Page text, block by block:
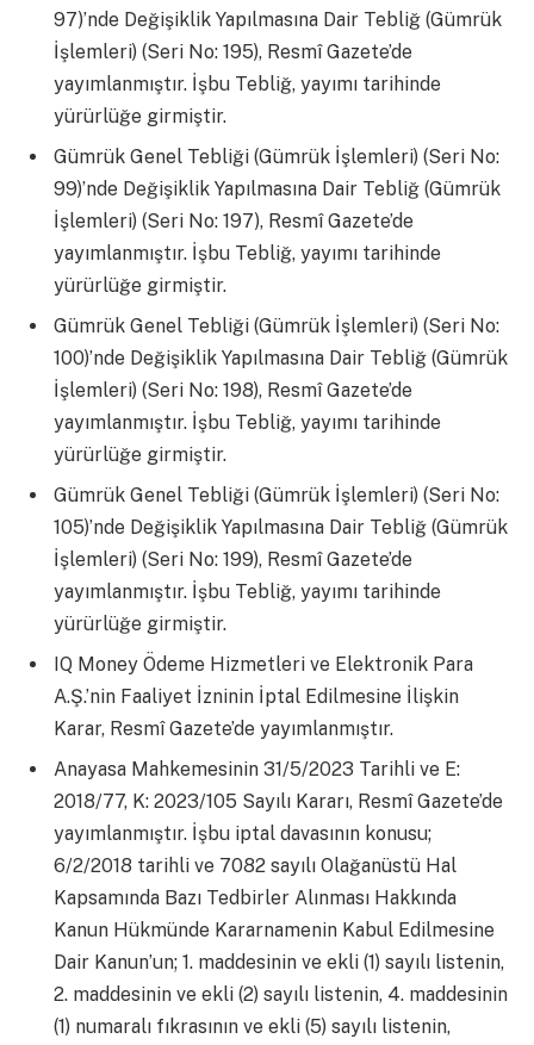
97)’nde Değişiklik Yapılmasına Dair Tebliğ (Gümrük
İşlemleri) (Seri No: 195), Resmî Gazete’de
yayımlanmıştır. İşbu Tebliğ, yayımı tarihinde
yürürlüğe girmiştir.
Gümrük Genel Tebliği (Gümrük İşlemleri) (Seri No:
99)’nde Değişiklik Yapılmasına Dair Tebliğ (Gümrük
İşlemleri) (Seri No: 197), Resmî Gazete’de
yayımlanmıştır. İşbu Tebliğ, yayımı tarihinde
yürürlüğe girmiştir.
Gümrük Genel Tebliği (Gümrük İşlemleri) (Seri No:
100)’nde Değişiklik Yapılmasına Dair Tebliğ (Gümrük
İşlemleri) (Seri No: 198), Resmî Gazete’de
yayımlanmıştır. İşbu Tebliğ, yayımı tarihinde
yürürlüğe girmiştir.
Gümrük Genel Tebliği (Gümrük İşlemleri) (Seri No:
105)’nde Değişiklik Yapılmasına Dair Tebliğ (Gümrük
İşlemleri) (Seri No: 199), Resmî Gazete’de
yayımlanmıştır. İşbu Tebliğ, yayımı tarihinde
yürürlüğe girmiştir.
IQ Money Ödeme Hizmetleri ve Elektronik Para
A.Ş.’nin Faaliyet İzninin İptal Edilmesine İlişkin
Karar, Resmî Gazete’de yayımlanmıştır.
Anayasa Mahkemesinin 31/5/2023 Tarihli ve E:
2018/77, K: 2023/105 Sayılı Kararı, Resmî Gazete’de
yayımlanmıştır. İşbu iptal davasının konusu;
6/2/2018 tarihli ve 7082 sayılı Olağanüstü Hal
Kapsamında Bazı Tedbirler Alınması Hakkında
Kanun Hükmünde Kararnamenin Kabul Edilmesine
Dair Kanun’un; 1. maddesinin ve ekli (1) sayılı listenin,
2. maddesinin ve ekli (2) sayılı listenin, 4. maddesinin
(1) numaralı fıkrasının ve ekli (5) sayılı listenin,